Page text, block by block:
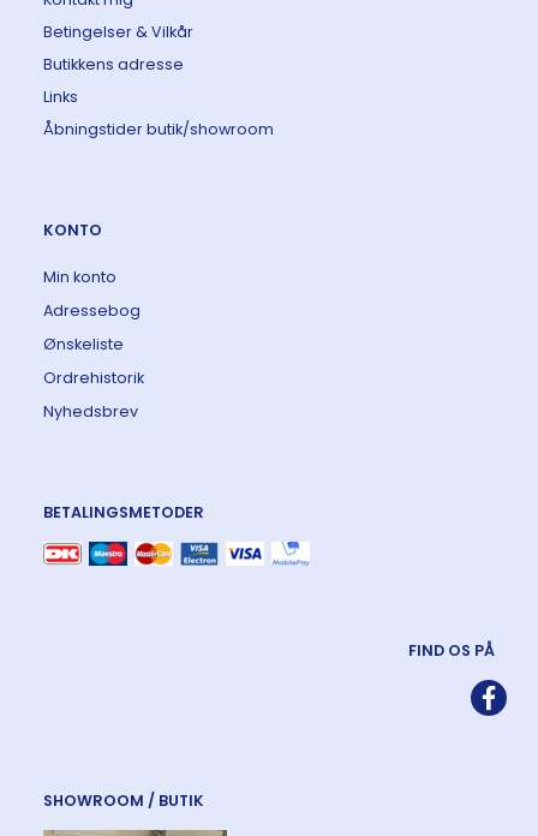
Betingelser & Vilkår
Butikkens adresse
Links
Åbningstider butik/showroom
KONTO
Min konto
Adressebog
Ønskeliste
Ordrehistorik
Nyhedsbrev
BETALINGSMETODER
FIND OS PÅ
SHOWROOM / BUTIK